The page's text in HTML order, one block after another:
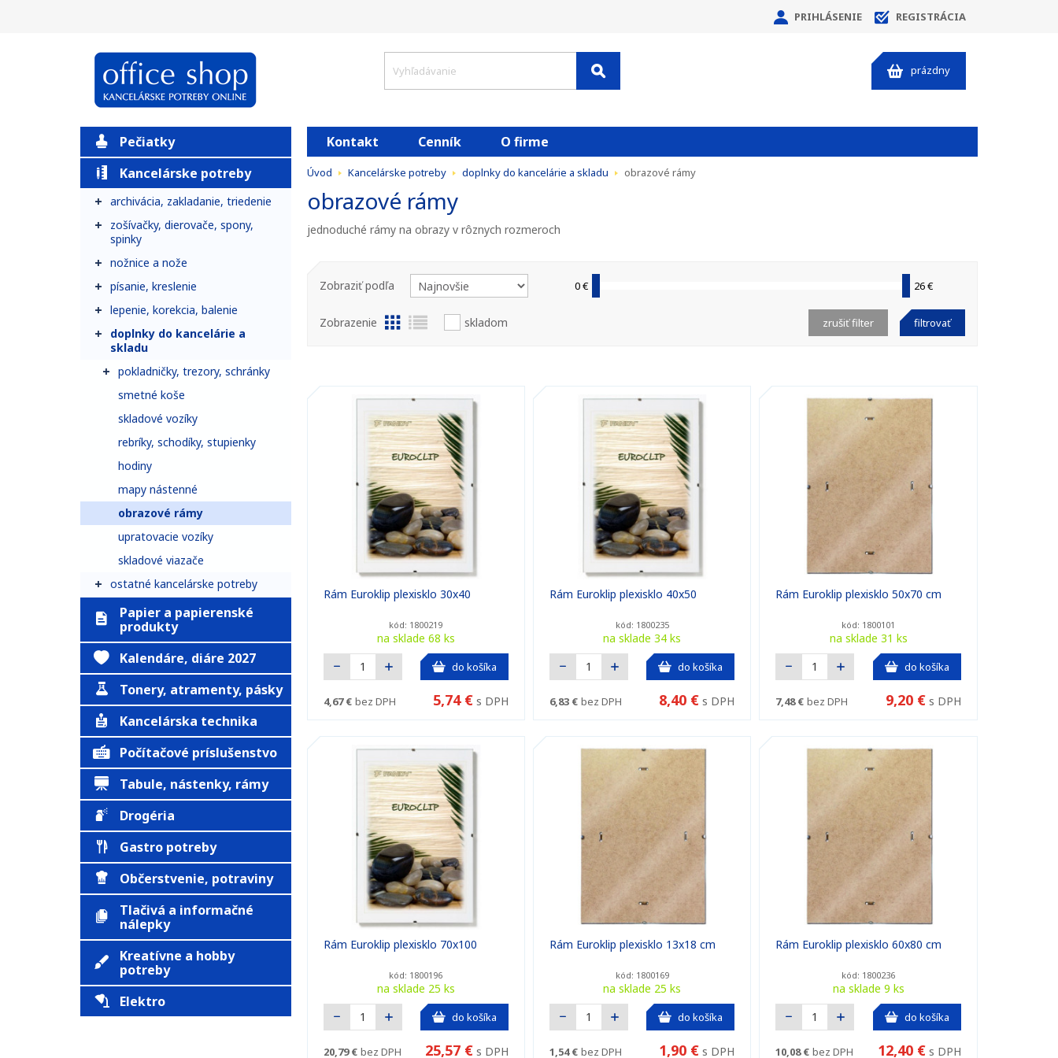
PRIHLÁSENIE REGISTRÁCIA
prázdny
Pečiatky
Kancelárske potreby
archivácia, zakladanie, triedenie
zošívačky, dierovače, spony,
spinky
nožnice a nože
písanie, kreslenie
lepenie, korekcia, balenie
doplnky do kancelárie a
skladu
pokladničky, trezory, schránky
smetné koše
skladové vozíky
rebríky, schodíky, stupienky
hodiny
mapy nástenné
obrazové rámy
upratovacie vozíky
skladové viazače
ostatné kancelárske potreby
Papier a papierenské
produkty
Kalendáre, diáre 2027
Tonery, atramenty, pásky
Kancelárska technika
Počítačové príslušenstvo
Tabule, nástenky, rámy
Drogéria
Gastro potreby
Občerstvenie, potraviny
Tlačivá a informačné
nálepky
Kreatívne a hobby
potreby
Elektro
Kontakt Cenník O firme
Úvod Kancelárske potreby doplnky do kancelárie a skladu obrazové rámy
obrazové rámy
jednoduché rámy na obrazy v rôznych rozmeroch
0 € 26 €
Zobrazenie skladom filtrovať
zrušiť filter
Zobraziť podľa
Rám Euroklip plexisklo 30x40
kód: 1800219
na sklade 68 ks
do košíka
4,67 € bez DPH 5,74 € s DPH
Rám Euroklip plexisklo 40x50
kód: 1800235
na sklade 34 ks
do košíka
6,83 € bez DPH 8,40 € s DPH
Rám Euroklip plexisklo 50x70 cm
kód: 1800101
na sklade 31 ks
do košíka
7,48 € bez DPH 9,20 € s DPH
Rám Euroklip plexisklo 70x100
kód: 1800196
na sklade 25 ks
do košíka
20,79 € bez DPH 25,57 € s DPH
Rám Euroklip plexisklo 13x18 cm
kód: 1800169
na sklade 25 ks
do košíka
1,54 € bez DPH 1,90 € s DPH
Rám Euroklip plexisklo 60x80 cm
kód: 1800236
na sklade 9 ks
do košíka
10,08 € bez DPH 12,40 € s DPH